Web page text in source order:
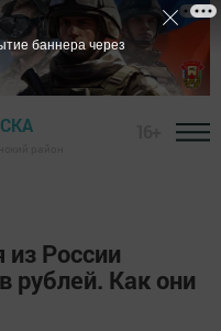
из России
рублей. Как они
баннера через